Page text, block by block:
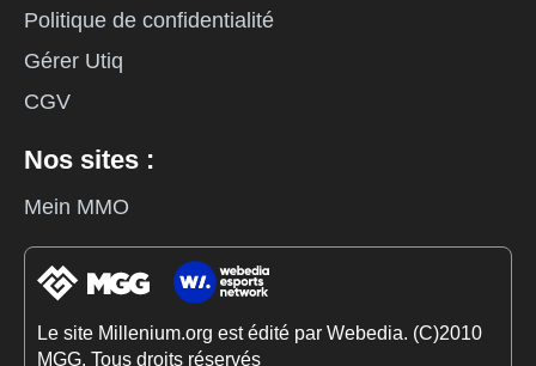
Politique de confidentialité
Gérer Utiq
CGV
Nos sites :
Mein MMO
Le site Millenium.org est édité par Webedia. (C)2010
MGG. Tous droits réservés